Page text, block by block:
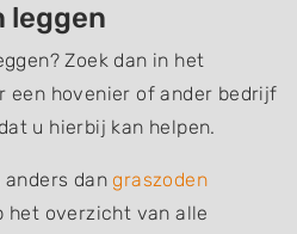
leggen
Zoek dan in het
een hovenier of ander bedrijf
u hierbij kan helpen.
anders dangraszoden
het overzicht van alle